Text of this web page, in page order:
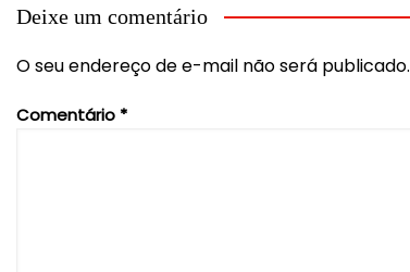
Deixe um comentário
O seu endereço de e-mail não será publicado.
Comentário *